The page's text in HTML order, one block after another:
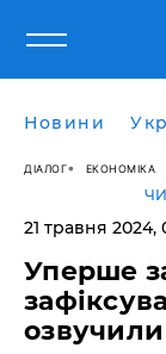
Новини
ДІАЛОГ ЕКОНОМІКА
21 травня 2024,
Уперше